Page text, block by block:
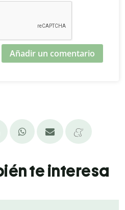
Añadir un comentario
te interesa